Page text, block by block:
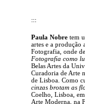
:::
Paula Nobre tem
artes e a
Fotografia, onde
Fotografia como
Belas Artes da
Curadoria de Arte
de Lisboa. Como
cinzas brotam as
Coelho, Lisboa,
Arte Moderna, na